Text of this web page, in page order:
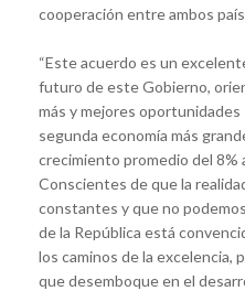
cooperación entre ambos
“Este acuerdo es un
futuro de este Gobierno,
más y mejores
segunda economía más
crecimiento promedio del 8%
Conscientes de que la
constantes y que no
de la República está
los caminos de la excelencia,
que desemboque en el